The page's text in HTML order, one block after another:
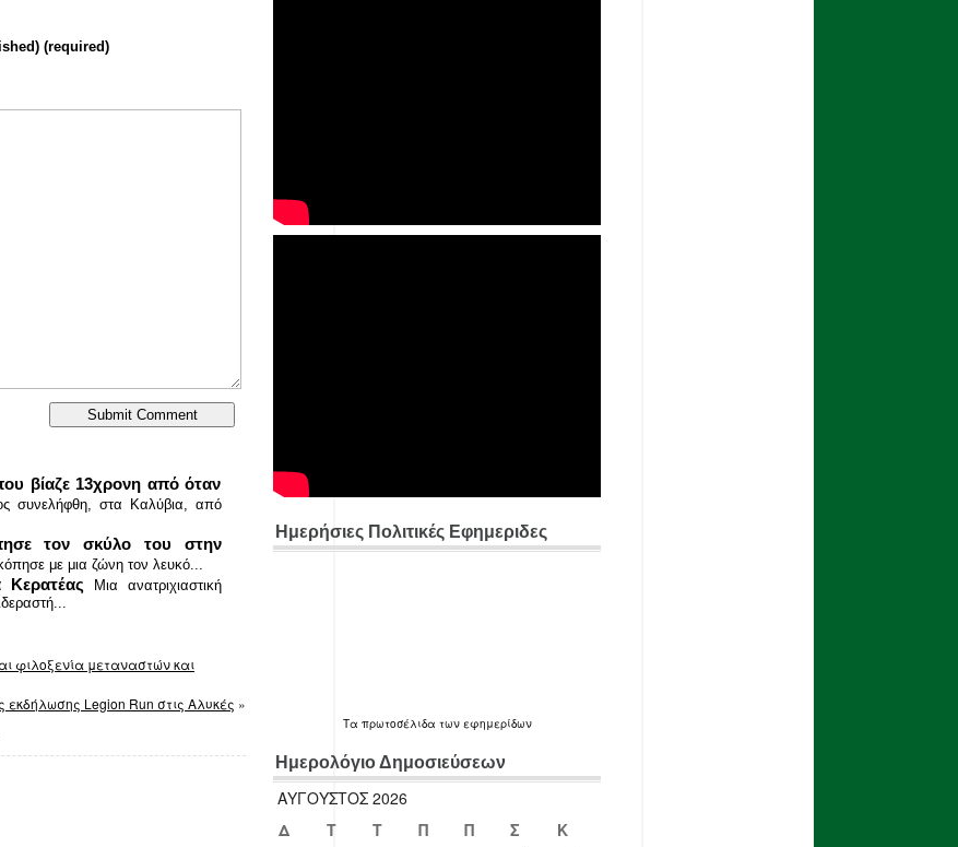
(required)
βίαζε 13χρονη από όταν
συνελήφθη, στα Καλύβια, από
τον σκύλο του στην
με μια ζώνη τον λευκό...
Κερατέας Μια ανατριχιαστική
φιλοξενία μεταναστών και
Legion Run στις Αλυκές »
Ημερήσιες Πολιτικές Εφημεριδες
Τα πρωτοσέλιδα των εφημερίδων
Ημερολόγιο Δημοσιεύσεων
ΑΎΓΟΥΣΤΟΣ 2026
Δ
Τ Τ Π Π Σ Κ